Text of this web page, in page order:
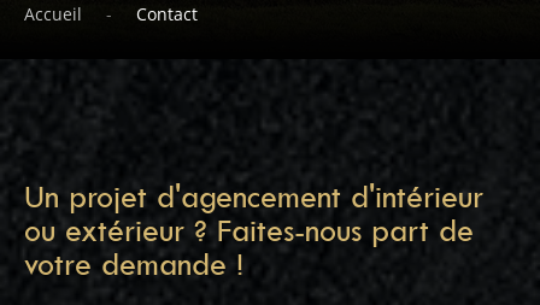
Accueil Contact
Un projet d'agencement d'intérieur
ou extérieur ? Faites-nous part de
votre demande !